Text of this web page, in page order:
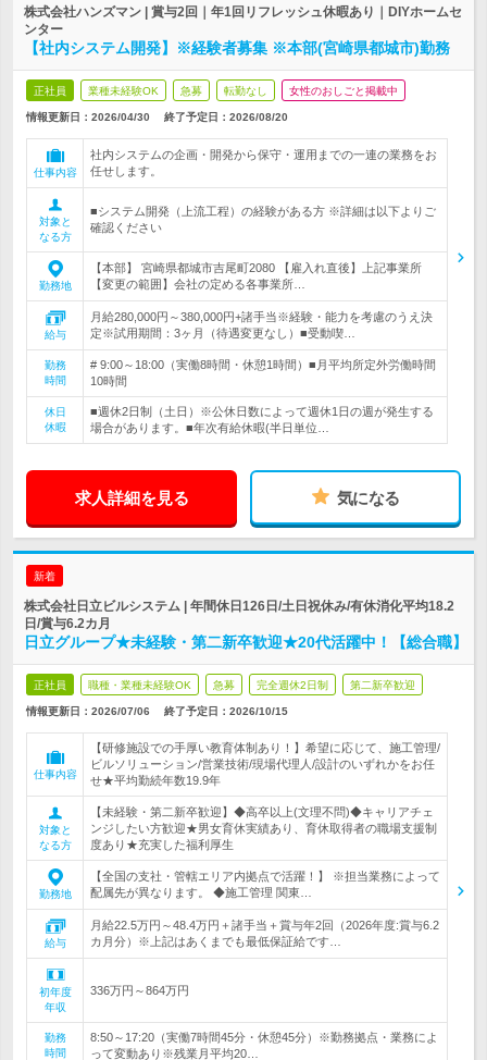
株式会社ハンズマン | 賞与2回｜年1回リフレッシュ休暇あり｜DIYホームセ
ンター
【社内システム開発】※経験者募集 ※本部(宮崎県都城市)勤務
正社員 業種未経験OK 急募 転勤なし 女性のおしごと掲載中
情報更新日：2026/04/30 終了予定日： 2026/08/20
仕事内容
社内システムの企画・開発から保守・運用までの一連の業務をお
任せします。
対象と
なる方
■システム開発（上流工程）の経験がある方 ※詳細は以下よりご
確認ください
勤務地
【本部】 宮崎県都城市吉尾町2080 【雇入れ直後】上記事業所
【変更の範囲】会社の定める各事業所…
給与
月給280,000円～380,000円+諸手当※経験・能力を考慮のうえ決
定※試用期間：3ヶ月（待遇変更なし）■受動喫…
勤務
時間
# 9:00～18:00（実働8時間・休憩1時間）■月平均所定外労働時間
10時間
休日
休暇
■週休2日制（土日）※公休日数によって週休1日の週が発生する
場合があります。■年次有給休暇(半日単位…
求人詳細を見る 気になる
新着
株式会社日立ビルシステム | 年間休日126日/土日祝休み/有休消化平均18.2
日/賞与6.2カ月
日立グループ★未経験・第二新卒歓迎★20代活躍中！【総合職】
正社員 職種・業種未経験OK 急募 完全週休2日制 第二新卒歓迎
情報更新日：2026/07/06 終了予定日： 2026/10/15
仕事内容
【研修施設での手厚い教育体制あり！】希望に応じて、施工管理/
ビルソリューション/営業技術/現場代理人/設計のいずれかをお任
せ★平均勤続年数19.9年
対象と
なる方
【未経験・第二新卒歓迎】◆高卒以上(文理不問)◆キャリアチェ
ンジしたい方歓迎★男女育休実績あり、育休取得者の職場支援制
度あり★充実した福利厚生
勤務地
【全国の支社・管轄エリア内拠点で活躍！】 ※担当業務によって
配属先が異なります。 ◆施工管理 関東…
給与
月給22.5万円～48.4万円＋諸手当＋賞与年2回（2026年度:賞与6.2
カ月分）※上記はあくまでも最低保証給です…
初年度
年収
336万円～864万円
勤務
時間
8:50～17:20（実働7時間45分・休憩45分）※勤務拠点・業務によ
って変動あり※残業月平均20…